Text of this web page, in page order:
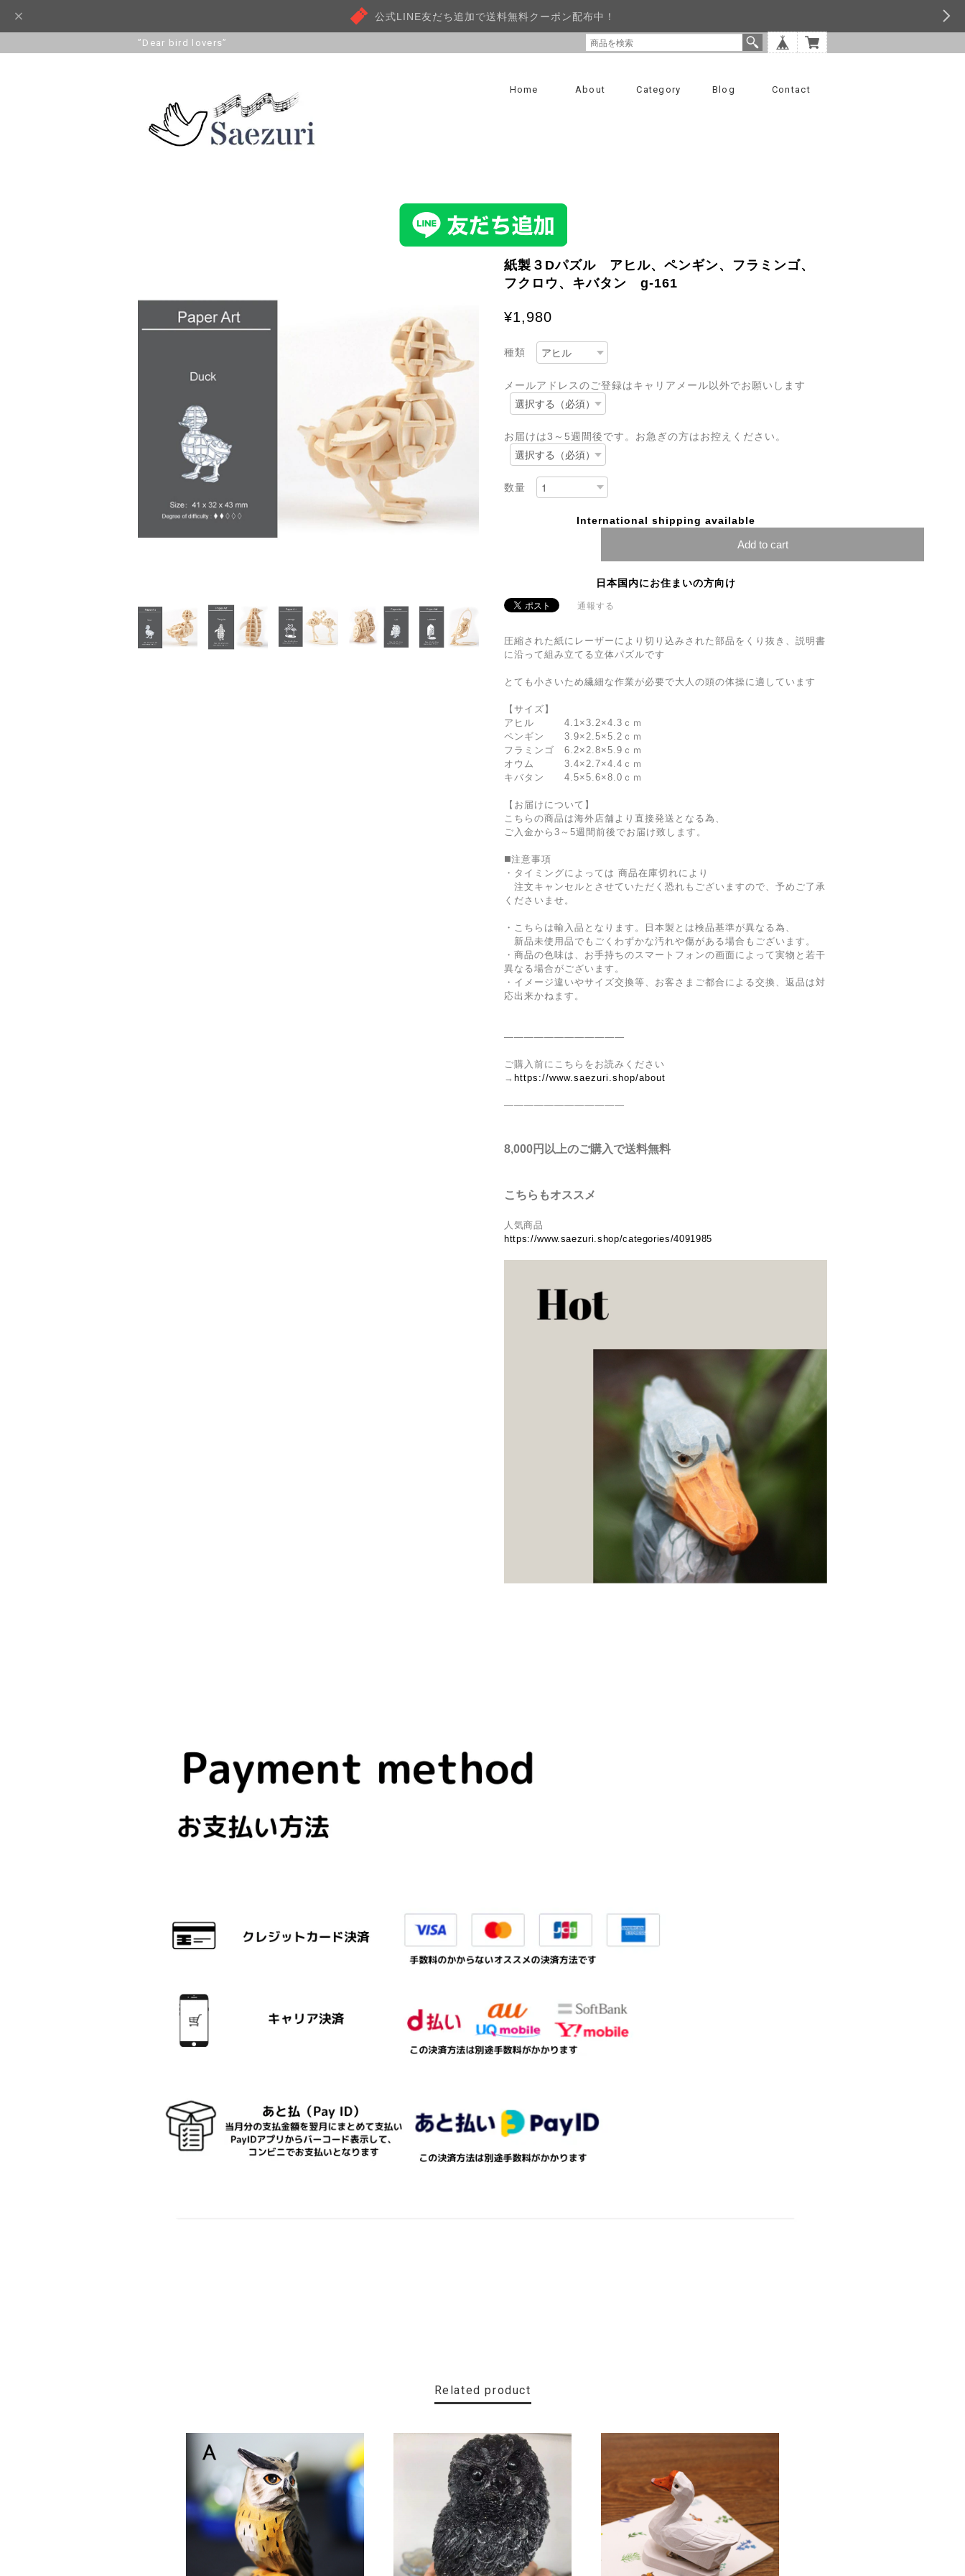
公式LINE友だち追加で送料無料クーポン配布中！
”Dear bird lovers”
Home About Category Blog Contact
紙製３Dパズル アヒル、ペンギン、フラミンゴ、
フクロウ、キバタン g-161
¥1,980
種類
メールアドレスのご登録はキャリアメール以外でお願いします
お届けは3～5週間後です。お急ぎの方はお控えください。
数量
International shipping available
Add to cart
日本国内にお住まいの方向け
通報する
圧縮された紙にレーザーにより切り込みされた部品をくり抜き、説明書
に沿って組み立てる立体パズルです
とても小さいため繊細な作業が必要で大人の頭の体操に適しています
【サイズ】
アヒル 4.1×3.2×4.3ｃｍ
ペンギン 3.9×2.5×5.2ｃｍ
フラミンゴ 6.2×2.8×5.9ｃｍ
オウム 3.4×2.7×4.4ｃｍ
キバタン 4.5×5.6×8.0ｃｍ
【お届けについて】
こちらの商品は海外店舗より直接発送となる為、
ご入金から3～5週間前後でお届け致します。
◼️注意事項
・タイミングによっては 商品在庫切れにより
注文キャンセルとさせていただく恐れもございますので、予めご了承
くださいませ。
・こちらは輸入品となります。日本製とは検品基準が異なる為、
新品未使用品でもごくわずかな汚れや傷がある場合もございます。
・商品の色味は、お手持ちのスマートフォンの画面によって実物と若干
異なる場合がございます。
・イメージ違いやサイズ交換等、お客さまご都合による交換、返品は対
応出来かねます。
————————————
ご購入前にこちらをお読みください
→ https://www.saezuri.shop/about
————————————
8,000円以上のご購入で送料無料
こちらもオススメ
人気商品
https://www.saezuri.shop/categories/4091985
Related product